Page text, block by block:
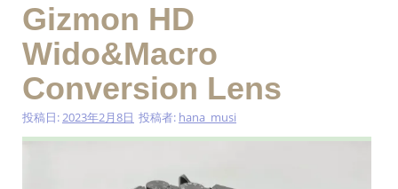
Gizmon HD
Wido&Macro
Conversion Lens
投稿日:2023年2月8日 投稿者: hana_musi